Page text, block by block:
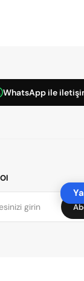
WhatsApp ile